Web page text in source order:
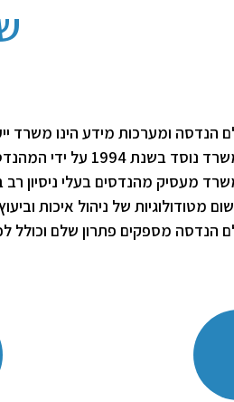
הנדסה ומערכות מידע הינו משרד
1994 על ידי המהנדס קלמן שרף המשמש כמנהל החברה ומנהל פרוייקטים בכיר בה.
מעסיק מהנדסים בעלי ניסיון רב
מטודולוגיות של ניהול איכות
הנדסה מספקים פתרון שלם וכולל